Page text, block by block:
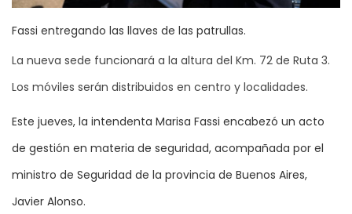
Fassi entregando las llaves de las patrullas.
La nueva sede funcionará a la altura del Km. 72 de Ruta 3.
Los móviles serán distribuidos en centro y localidades.
Este jueves, la intendenta Marisa Fassi encabezó un acto
de gestión en materia de seguridad, acompañada por el
ministro de Seguridad de la provincia de Buenos Aires,
Javier Alonso.